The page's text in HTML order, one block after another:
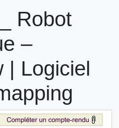
Robot
–
| Logiciel